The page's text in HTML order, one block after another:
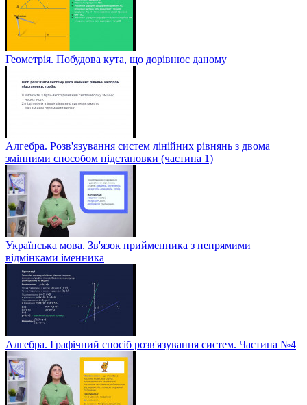
Геометрія. Побудова кута, що дорівнює даному
Алгебра. Розв'язування систем лінійних рівнянь з двома
змінними способом підстановки (частина 1)
Українська мова. Зв'язок прийменника з непрямими
відмінками іменника
Алгебра. Графічний спосіб розв'язування систем. Частина №4